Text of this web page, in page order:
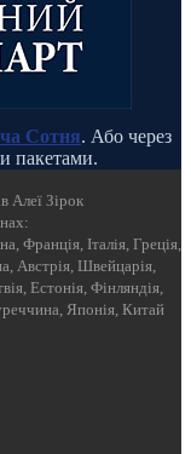
Сотня. Або через
пакетами.
Алеї Зірок
Франція, Італія, Греція,
Австрія, Швейцарія,
Естонія, Фінляндія,
Японія, Китай